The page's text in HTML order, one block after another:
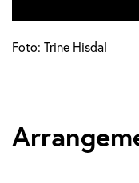
Foto: Trine Hisdal